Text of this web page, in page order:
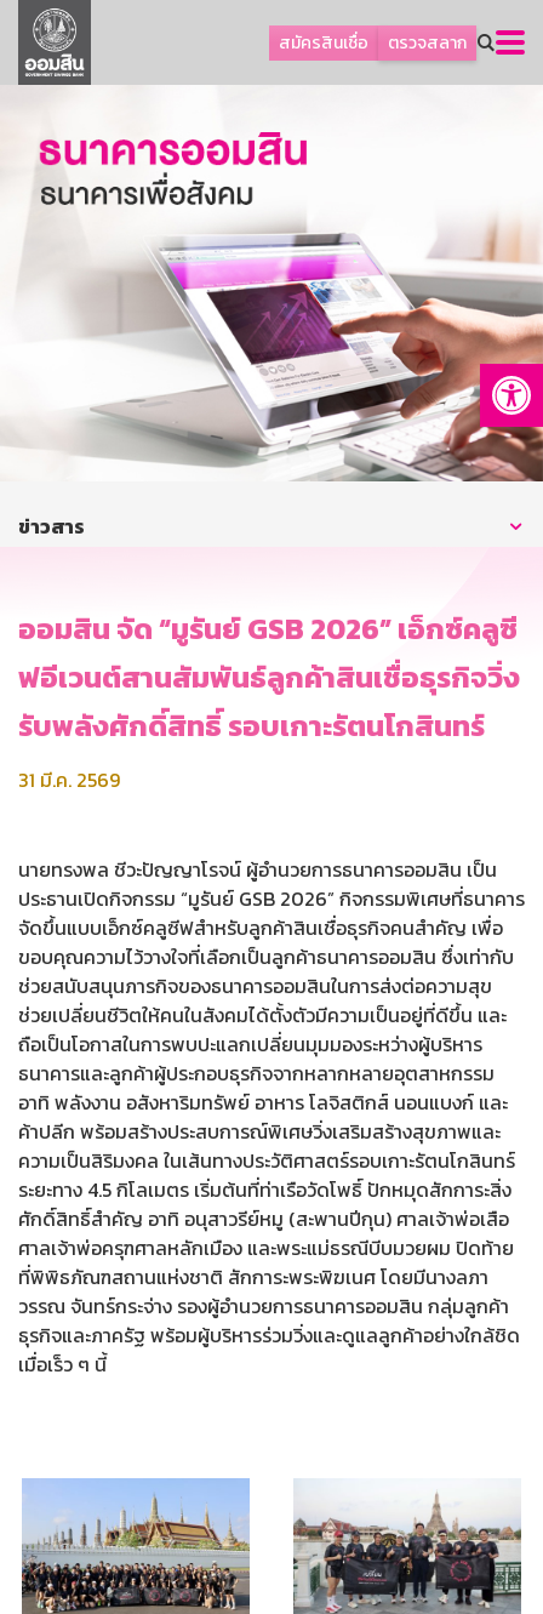
สมัครสินเชื่อ ตรวจสลาก
ลูกค้าธุรกิจ
ลูกค้าผู้ประกอบรายย่อย
ออมเพื่อสุข
เกี่ยวกับธนาคาร
การพัฒนาที่ยั่งยืน
บริการทางการเงิน
ติดต่อเรา
บริการออนไลน์
ข่าวสาร
ออมสิน จัด “มูรันย์ GSB 2026” เอ็กซ์คลูซี
ฟอีเวนต์สานสัมพันธ์ลูกค้าสินเชื่อธุรกิจวิ่ง
รับพลังศักดิ์สิทธิ์ รอบเกาะรัตนโกสินทร์
31 มี.ค. 2569
นายทรงพล ชีวะปัญญาโรจน์ ผู้อำนวยการธนาคารออมสิน เป็น
ประธานเปิดกิจกรรม “มูรันย์ GSB 2026” กิจกรรมพิเศษที่ธนาคาร
จัดขึ้นแบบเอ็กซ์คลูซีฟสำหรับลูกค้าสินเชื่อธุรกิจคนสำคัญ เพื่อ
ขอบคุณความไว้วางใจที่เลือกเป็นลูกค้าธนาคารออมสิน ซึ่งเท่ากับ
ช่วยสนับสนุนภารกิจของธนาคารออมสินในการส่งต่อความสุข
ช่วยเปลี่ยนชีวิตให้คนในสังคมได้ตั้งตัวมีความเป็นอยู่ที่ดีขึ้น และ
ถือเป็นโอกาสในการพบปะแลกเปลี่ยนมุมมองระหว่างผู้บริหาร
ธนาคารและลูกค้าผู้ประกอบธุรกิจจากหลากหลายอุตสาหกรรม
อาทิ พลังงาน อสังหาริมทรัพย์ อาหาร โลจิสติกส์ นอนแบงก์ และ
ค้าปลีก พร้อมสร้างประสบการณ์พิเศษวิ่งเสริมสร้างสุขภาพและ
ความเป็นสิริมงคล ในเส้นทางประวัติศาสตร์รอบเกาะรัตนโกสินทร์
ระยะทาง 4.5 กิโลเมตร เริ่มต้นที่ท่าเรือวัดโพธิ์ ปักหมุดสักการะสิ่ง
ศักดิ์สิทธิ์สำคัญ อาทิ อนุสาวรีย์หมู (สะพานปีกุน) ศาลเจ้าพ่อเสือ
ศาลเจ้าพ่อครุฑศาลหลักเมือง และพระแม่ธรณีบีบมวยผม ปิดท้าย
ที่พิพิธภัณฑสถานแห่งชาติ สักการะพระพิฆเนศ โดยมีนางลภา
วรรณ จันทร์กระจ่าง รองผู้อำนวยการธนาคารออมสิน กลุ่มลูกค้า
ธุรกิจและภาครัฐ พร้อมผู้บริหารร่วมวิ่งและดูแลลูกค้าอย่างใกล้ชิด
เมื่อเร็ว ๆ นี้